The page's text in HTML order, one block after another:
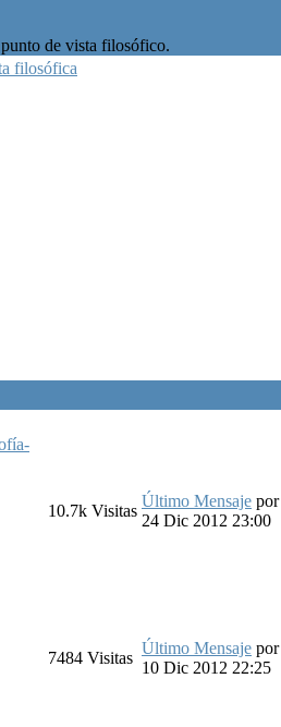
de vista filosófico.
filosófica
10.7k Visitas
Último Mensaje por
24 Dic 2012 23:00
7484 Visitas
Último Mensaje por
10 Dic 2012 22:25